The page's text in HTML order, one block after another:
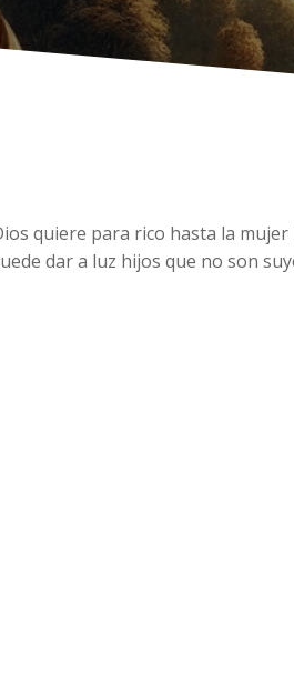
quiere para rico hasta la
dar a luz hijos que no son